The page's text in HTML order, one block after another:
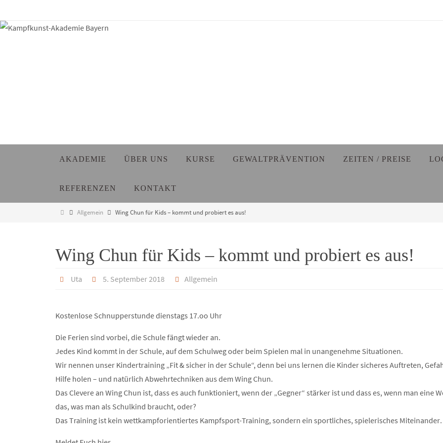
Inhalt
springen
AKADEMIE ÜBER UNS KURSE GEWALTPRÄVENTION ZEITEN / PREISE
REFERENZEN KONTAKT
StartAllgemein Wing Chun für Kids – kommt und probiert es aus!
Wing Chun für Kids – kommt und probiert es aus!
Uta 5. September 2018 Allgemein
Kostenlose Schnupperstunde dienstags 17.oo Uhr
Die Ferien sind vorbei, die Schule fängt wieder an.
Jedes Kind kommt in der Schule, auf dem Schulweg oder beim Spielen mal in unangenehme Situationen.
Wir nennen unser Kindertraining „Fit & sicher in der Schule“, denn bei uns lernen die Kinder sicheres Auftreten,
Hilfe holen – und natürlich Abwehrtechniken aus dem Wing Chun.
Das Clevere an Wing Chun ist, dass es auch funktioniert, wenn der „Gegner“ stärker ist und dass es, wenn man eine
das, was man als Schulkind braucht, oder?
Das Training ist kein wettkampforientiertes Kampfsport-Training, sondern ein sportliches, spielerisches Miteinander.